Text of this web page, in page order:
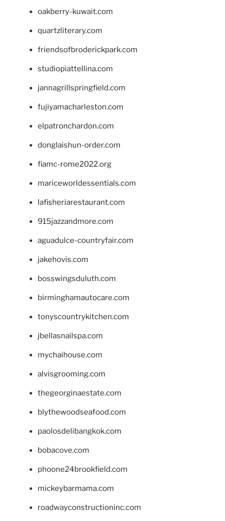
oakberry-kuwait.com
quartzliterary.com
friendsofbroderickpark.com
studiopiattellina.com
jannagrillspringfield.com
fujiyamacharleston.com
elpatronchardon.com
donglaishun-order.com
fiamc-rome2022.org
mariceworldessentials.com
lafisheriarestaurant.com
915jazzandmore.com
aguadulce-countryfair.com
jakehovis.com
bosswingsduluth.com
birminghamautocare.com
tonyscountrykitchen.com
jbellasnailspa.com
mychaihouse.com
alvisgrooming.com
thegeorginaestate.com
blythewoodseafood.com
paolosdelibangkok.com
bobacove.com
phoone24brookfield.com
mickeybarmama.com
roadwayconstructioninc.com